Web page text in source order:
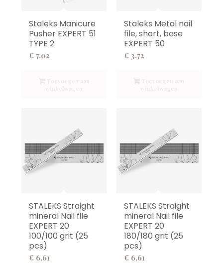
Staleks Manicure
Pusher EXPERT 51
TYPE 2
€ 7,02
Staleks Metal nail
file, short, base
EXPERT 50
€ 3,72
STALEKS Straight
mineral Nail file
EXPERT 20
100/100 grit (25
pcs)
€ 6,61
STALEKS Straight
mineral Nail file
EXPERT 20
180/180 grit (25
pcs)
€ 6,61